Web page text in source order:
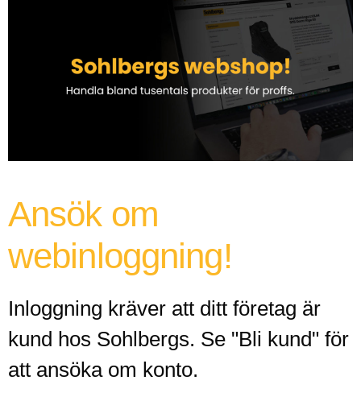
Ansök om
webinloggning!
Inloggning kräver att ditt företag är
kund hos Sohlbergs. Se "Bli kund" för
att ansöka om konto.